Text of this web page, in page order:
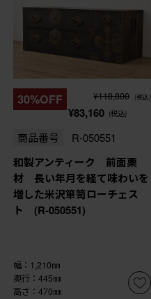
30%OFF ¥118,800 (税込)
¥83,160 (税込)
商品番号 R-050551
和製アンティーク 前面栗
材 長い年月を経て味わいを
増した米沢箪笥ローチェス
ト (R-050551)
幅：1,210㎜
奥行：445㎜
高さ：470㎜